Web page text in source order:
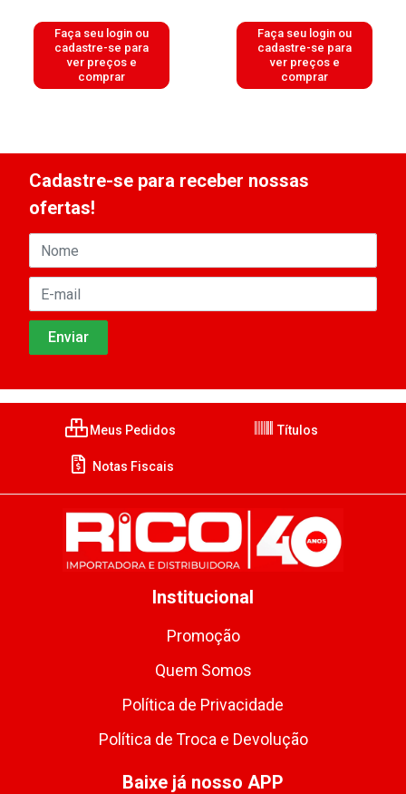
Faça seu login ou
cadastre-se para
ver preços e
comprar
Faça seu login ou
cadastre-se para
ver preços e
comprar
Cadastre-se para receber nossas
ofertas!
Meus Pedidos Títulos
Notas Fiscais
Institucional
Promoção
Quem Somos
Política de Privacidade
Política de Troca e Devolução
Baixe já nosso APP